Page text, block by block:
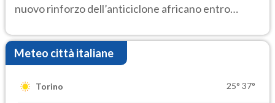
nuovo rinforzo dell’anticiclone africano entro
Meteo città italiane
Torino 25° 37°